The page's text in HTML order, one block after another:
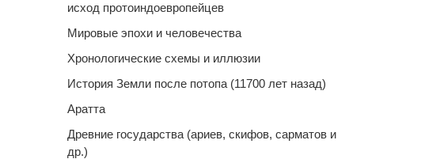
исход протоиндоевропейцев
Мировые эпохи и человечества
Хронологические схемы и иллюзии
История Земли после потопа (11700 лет назад)
Аратта
Древние государства (ариев, скифов, сарматов и
др.)